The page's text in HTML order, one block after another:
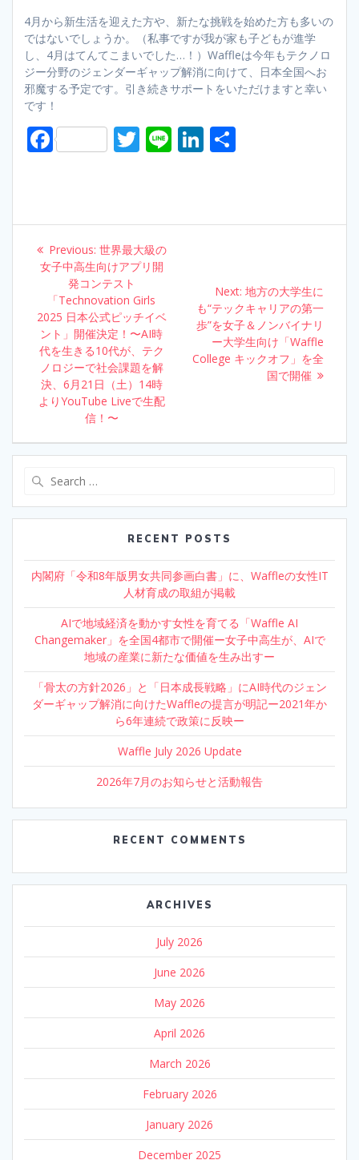
4月から新生活を迎えた方や、新たな挑戦を始めた方も多いの
ではないでしょうか。（私事ですが我が家も子どもが進学
し、4月はてんてこまいでした…！）Waffleは今年もテクノロ
ジー分野のジェンダーギャップ解消に向けて、日本全国へお
邪魔する予定です。引き続きサポートをいただけますと幸い
です！
F
b
o
o
k
T
er
Li Li
e e
Post
navigation
Previous: Previous
post:
世界最大級の
女子中高生向けアプリ開
発コンテスト
「Technovation Girls
2025 日本公式ピッチイベ
ント」開催決定！〜AI時
代を生きる10代が、テク
ノロジーで社会課題を解
決、6月21日（土）14時
よりYouTube Liveで生配
信！〜
Next: Next
post:
地方の大学生に
も“テックキャリアの第一
歩”を女子＆ノンバイナリ
ー大学生向け「Waffle
College キックオフ」を全
国で開催
RECENT POSTS
内閣府「令和8年版男女共同参画白書」に、Waffleの女性IT
人材育成の取組が掲載
AIで地域経済を動かす女性を育てる「Waffle AI
Changemaker」を全国4都市で開催ー女子中高生が、AIで
地域の産業に新たな価値を生み出すー
「骨太の方針2026」と「日本成長戦略」にAI時代のジェン
ダーギャップ解消に向けたWaffleの提言が明記ー2021年か
ら6年連続で政策に反映ー
Waffle July 2026 Update
2026年7月のお知らせと活動報告
RECENT COMMENTS
ARCHIVES
July 2026
June 2026
May 2026
April 2026
March 2026
February 2026
January 2026
December 2025